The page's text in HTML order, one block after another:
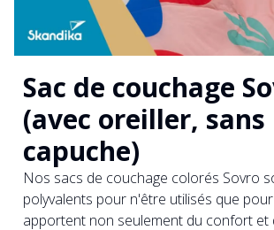
Sac de couchage
(avec oreiller, sans
capuche)
Nos sacs de couchage colorés Sovro
polyvalents pour n'être utilisés que
apportent non seulement du confort et